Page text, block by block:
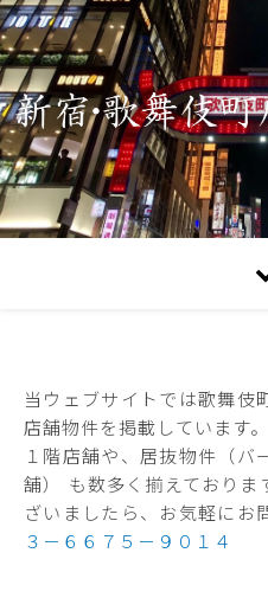
当ウェブサイトでは歌舞伎町を中心に、新宿、西新宿の
店舗物件を掲載しています。
１階店舗や、居抜物件（バ
舗） も数多く揃えておりま
ざいましたら、お気軽
３－６６７５－９０１４